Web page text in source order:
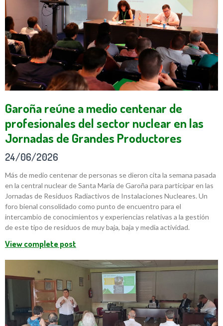
Garoña reúne a medio centenar de
profesionales del sector nuclear en las
Jornadas de Grandes Productores
24/06/2026
Más de medio centenar de personas se dieron cita la semana pasada
en la central nuclear de Santa María de Garoña para participar en las
Jornadas de Residuos Radiactivos de Instalaciones Nucleares. Un
foro bienal consolidado como punto de encuentro para el
intercambio de conocimientos y experiencias relativas a la gestión
de este tipo de residuos de muy baja, baja y media actividad.
View complete post